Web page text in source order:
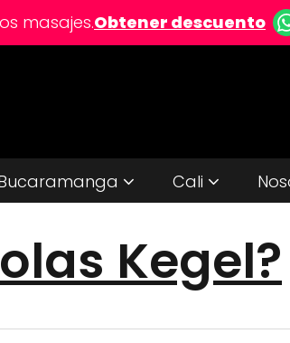
masajes.Obtener descuento
Cali
Kegel?